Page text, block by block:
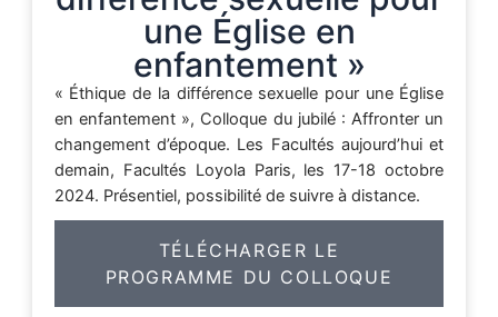
une Église en
enfantement »
« Éthique de la différence sexuelle pour une Église
en enfantement », Colloque du jubilé : Affronter un
changement d’époque. Les Facultés aujourd’hui et
demain, Facultés Loyola Paris, les 17-18 octobre
2024. Présentiel, possibilité de suivre à distance.
TÉLÉCHARGER LE
PROGRAMME DU COLLOQUE